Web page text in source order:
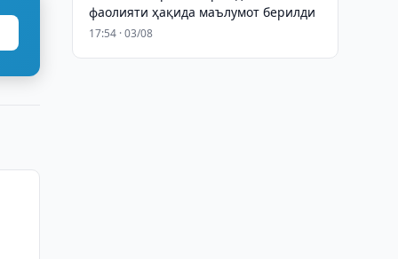
фаолияти ҳақида маълумот берилди
17:54 · 03/08